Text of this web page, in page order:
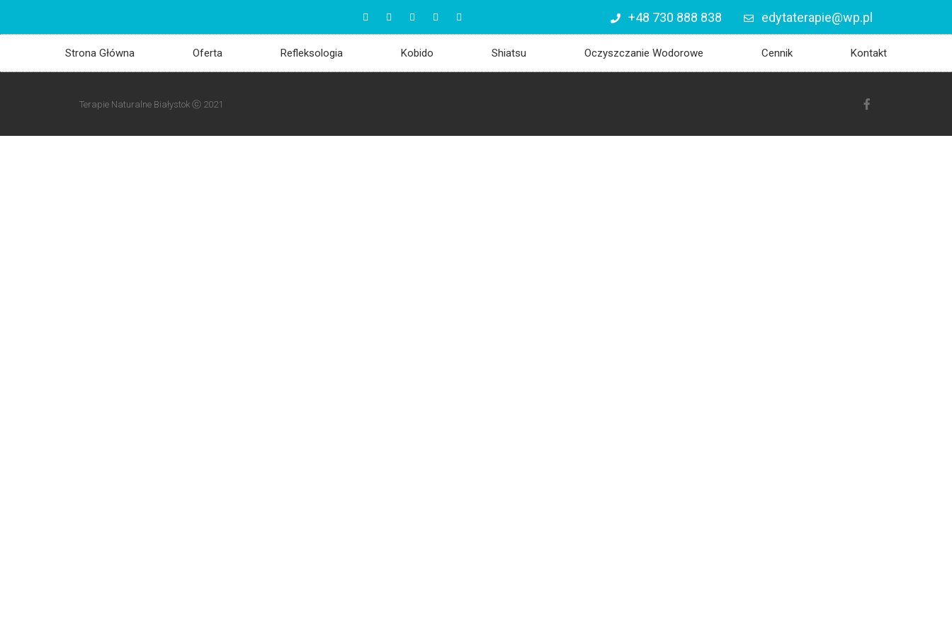
+48 730 888 838 edytaterapie@wp.pl
Strona Główna Oferta Refleksologia Kobido Shiatsu Oczyszczanie Wodorowe Cennik Kontakt
Terapie Naturalne Białystok ⓒ 2021